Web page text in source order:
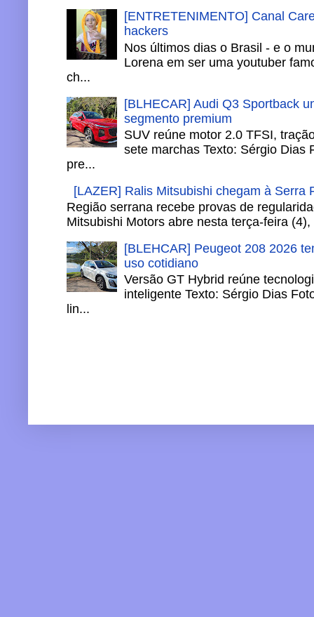
[ENTRETENIMENTO] Canal
hackers
Nos últimos dias o Brasil - e o
Lorena em ser uma youtuber
ch...
[BLHECAR] Audi Q3 Sportback
segmento premium
SUV reúne motor 2.0 TFSI,
sete marchas Texto: Sérgio Dias
pre...
[LAZER] Ralis Mitsubishi chegam à Serra
Região serrana recebe provas de
Mitsubishi Motors abre nesta terça-feira
[BLEHCAR] Peugeot 208 2026
uso cotidiano
Versão GT Hybrid reúne
inteligente Texto: Sérgio Dias
lin...